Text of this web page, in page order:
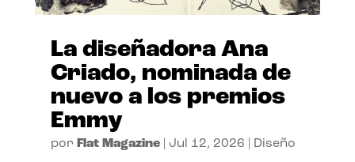
La diseñadora Ana
Criado, nominada de
nuevo a los premios
Emmy
por Flat Magazine| Jul 12, 2026 Diseño